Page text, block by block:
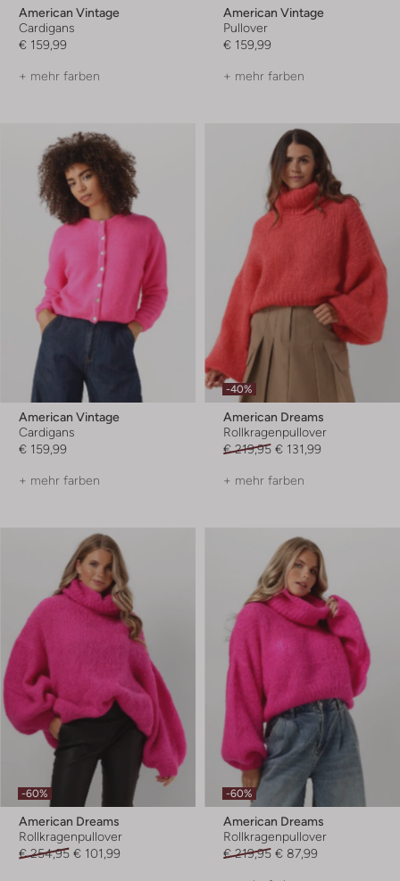
American Vintage
Cardigans
€ 159,99
+ mehr farben
American Vintage
Pullover
€ 159,99
+ mehr farben
American Vintage
Cardigans
€ 159,99
+ mehr farben
-40%
American Dreams
Rollkragenpullover
€ 219,95 € 131,99
+ mehr farben
-60%
American Dreams
Rollkragenpullover
€ 254,95 € 101,99
-60%
American Dreams
Rollkragenpullover
€ 219,95 € 87,99